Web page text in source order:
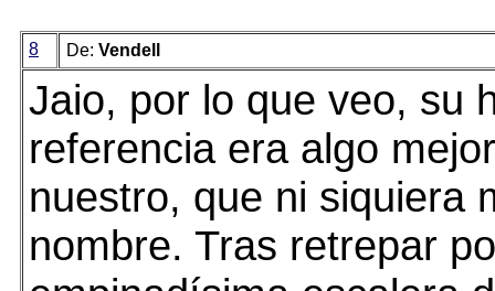
8 De: Vendell
Jaio, por lo que veo, su
referencia era algo
nuestro, que ni siquiera
nombre. Tras retrepar